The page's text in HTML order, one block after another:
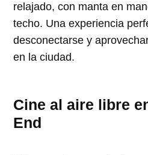
relajado, con manta en
techo. Una experiencia
desconectarse y
en la ciudad.
Cine al aire libre
End